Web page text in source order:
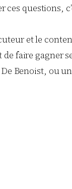
ces questions,
et le
faire gagner
Benoist, ou